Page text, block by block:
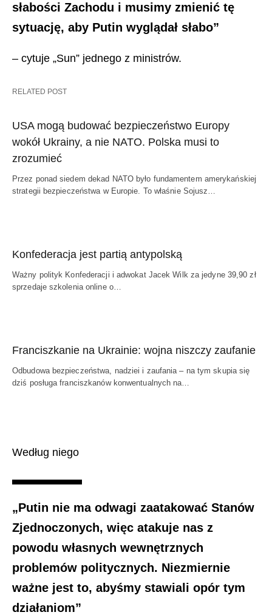
słabości Zachodu i musimy zmienić tę
sytuację, aby Putin wyglądał słabo”
– cytuje „Sun” jednego z ministrów.
RELATED POST
USA mogą budować bezpieczeństwo Europy
wokół Ukrainy, a nie NATO. Polska musi to
zrozumieć
Przez ponad siedem dekad NATO było fundamentem amerykańskiej
strategii bezpieczeństwa w Europie. To właśnie Sojusz…
Konfederacja jest partią antypolską
Ważny polityk Konfederacji i adwokat Jacek Wilk za jedyne 39,90 zł
sprzedaje szkolenia online o…
Franciszkanie na Ukrainie: wojna niszczy zaufanie
Odbudowa bezpieczeństwa, nadziei i zaufania – na tym skupia się
dziś posługa franciszkanów konwentualnych na…
Według niego
„Putin nie ma odwagi zaatakować Stanów
Zjednoczonych, więc atakuje nas z
powodu własnych wewnętrznych
problemów politycznych. Niezmiernie
ważne jest to, abyśmy stawiali opór tym
działaniom”